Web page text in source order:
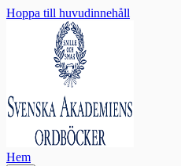
Hoppa till huvudinnehåll
Hem